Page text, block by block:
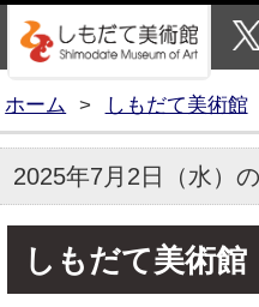
ホーム > しもだて美術館
2025年7月2日（水）
しもだて美術